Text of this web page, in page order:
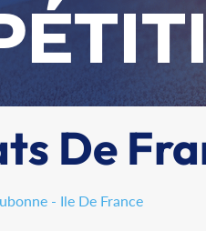
De
- Ile De France